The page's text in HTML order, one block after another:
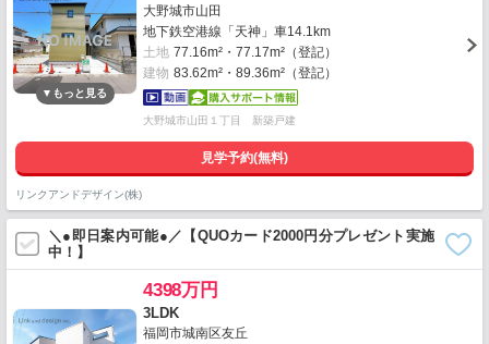
大野城市山田
地下鉄空港線「天神」車14.1km
土地 77.16m²・77.17m²（登記）
建物 83.62m²・89.36m²（登記）
大野城市山田１丁目 新築戸建
見学予約(無料)
リンクアンドデザイン(株)
＼●即日案内可能●／【QUOカード2000円分プレゼント実施
中！】
4398万円
3LDK
福岡市城南区友丘